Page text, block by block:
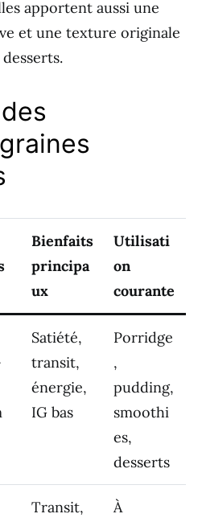
apportent aussi une
et une texture originale
Bienfaits
principa
ux
Utilisati
on
courante
Satiété,
transit,
énergie,
IG bas
Porridge
,
pudding,
smoothi
es,
desserts
Transit,
À